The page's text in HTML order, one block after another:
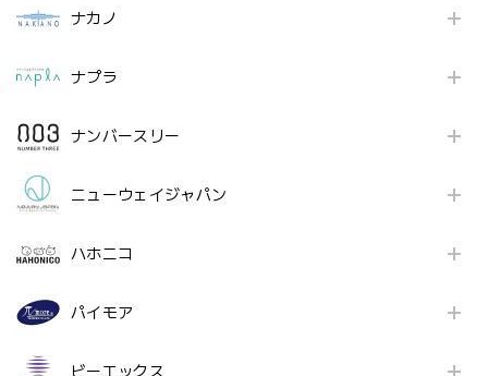
ナカノ
ナプラ
ナンバースリー
ニューウェイジャパン
ハホニコ
パイモア
ビーエックス